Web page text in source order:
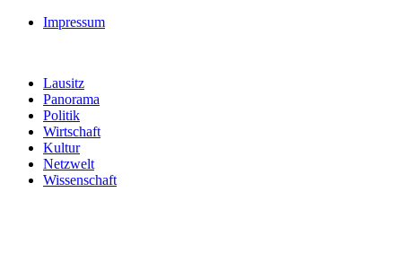
Impressum
Lausitz
Panorama
Politik
Wirtschaft
Kultur
Netzwelt
Wissenschaft